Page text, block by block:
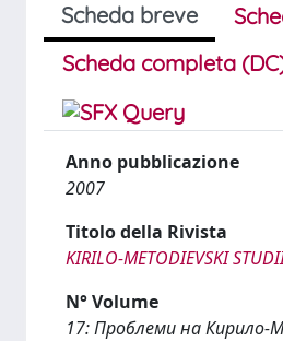
Scheda breve
Scheda completa
Anno pubblicazione
2007
Titolo della Rivista
KIRILO-METODIEVSKI
N° Volume
17: Проблеми на